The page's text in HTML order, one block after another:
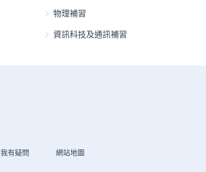
物理補習
資訊科技及通訊補習
我有疑問
網站地圖